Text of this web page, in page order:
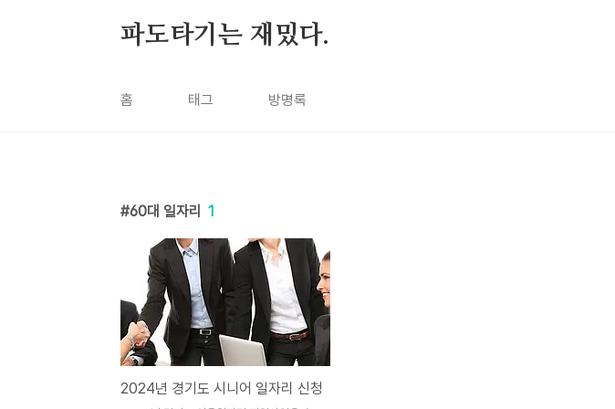
파도타기는 재밌다.
홈 태그 방명록
60대 일자리 1
2024년 경기도 시니어 일자리 신청